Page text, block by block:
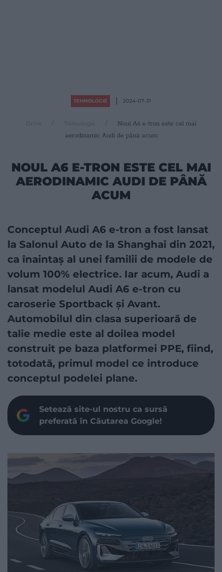
TEHNOLOGIE 2024-07-31
Drive
Noul A6 e-tron este cel mai
aerodinamic Audi de până acum
NOUL A6 E-TRON ESTE CEL MAI
AERODINAMIC AUDI DE PÂNĂ
ACUM
Conceptul Audi A6 e-tron a fost lansat
la Salonul Auto de la Shanghai din 2021,
ca înaintaș al unei familii de modele de
volum 100% electrice. Iar acum, Audi a
lansat modelul Audi A6 e-tron cu
caroserie Sportback și Avant.
Automobilul din clasa superioară de
talie medie este al doilea model
construit pe baza platformei PPE, fiind,
totodată, primul model ce introduce
conceptul podelei plane.
Setează site-ul nostru ca sursă
preferată în Căutarea Google!